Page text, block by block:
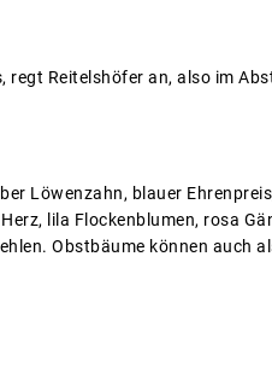
Reitelshöfer an, also im
Löwenzahn, blauer
lila Flockenblumen, rosa
Obstbäume können auch